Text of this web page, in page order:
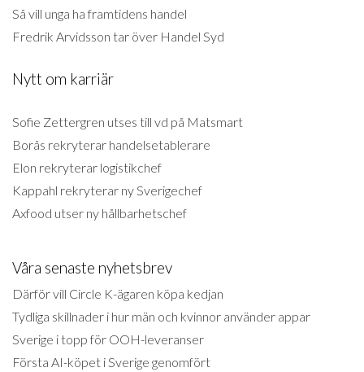
Så vill unga ha framtidens handel
Fredrik Arvidsson tar över Handel Syd
Nytt om karriär
Sofie Zettergren utses till vd på Matsmart
Borås rekryterar handelsetablerare
Elon rekryterar logistikchef
Kappahl rekryterar ny Sverigechef
Axfood utser ny hållbarhetschef
Våra senaste nyhetsbrev
Därför vill Circle K-ägaren köpa kedjan
Tydliga skillnader i hur män och kvinnor använder appar
Sverige i topp för OOH-leveranser
Första AI-köpet i Sverige genomfört